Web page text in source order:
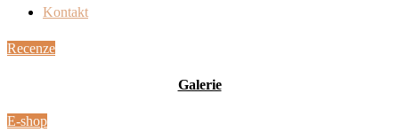
Kontakt
Recenze
Galerie
E-shop